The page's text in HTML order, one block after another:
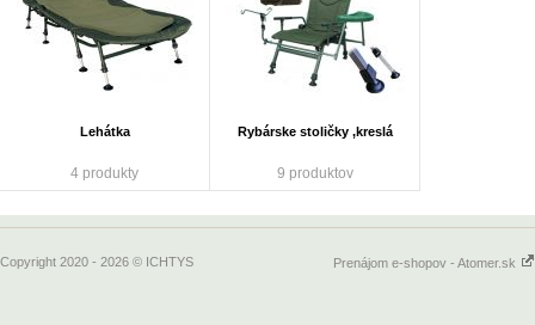
Lehátka
4 produkty
Rybárske stoličky ,kreslá
9 produktov
Copyright 2020 - 2026 © ICHTYS Prenájom e-shopov - Atomer.sk